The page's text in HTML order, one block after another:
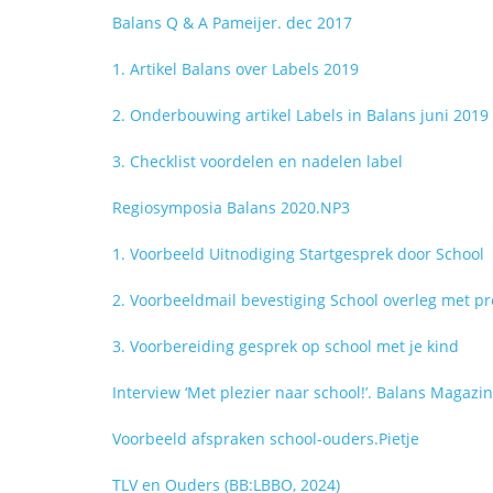
Balans Q & A Pameijer. dec 2017
1. Artikel Balans over Labels 2019
2. Onderbouwing artikel Labels in Balans juni 2019
3. Checklist voordelen en nadelen label
Regiosymposia Balans 2020.NP3
1. Voorbeeld Uitnodiging Startgesprek door School
2. Voorbeeldmail bevestiging School overleg met
3. Voorbereiding gesprek op school met je kind
Interview ‘Met plezier naar school!’. Balans
Voorbeeld afspraken school-ouders.Pietje
TLV en Ouders (BB:LBBO, 2024)